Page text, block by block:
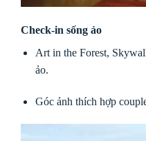
Check-in sống ảo
Art in the Forest,
ảo.
Góc ảnh thích hợp